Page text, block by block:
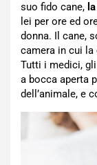
suo fido cane,
lei per ore ed
donna. Il cane,
camera in cui la
Tutti i medici,
a bocca aperta
dell’animale, e